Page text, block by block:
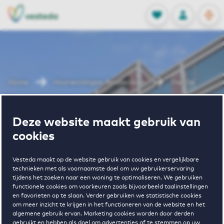
Deze website maakt gebruik van
cookies
Vesteda maakt op de website gebruik van cookies en vergelijkbare
technieken met als voornaamste doel om uw gebruikerservaring
tijdens het zoeken naar een woning te optimaliseren. We gebruiken
functionele cookies om voorkeuren zoals bijvoorbeeld taalinstellingen
en favorieten op te slaan. Verder gebruiken we statistische cookies
om meer inzicht te krijgen in het functioneren van de website en het
algemene gebruik ervan. Marketing cookies worden door derden
FAVORIETEN
Opgeslagen
INLOGGEN
NL
EN
Huurwoningen Amsterdam The Ox
Wonen in The
Ox